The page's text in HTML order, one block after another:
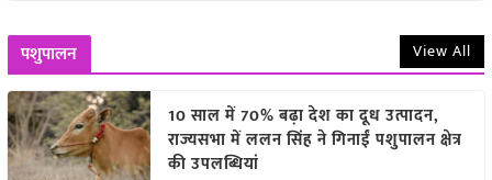
पशुपालन View All
10 साल में 70% बढ़ा देश का दूध उत्पादन,
राज्यसभा में ललन सिंह ने गिनाईं पशुपालन क्षेत्र
की उपलब्धियां